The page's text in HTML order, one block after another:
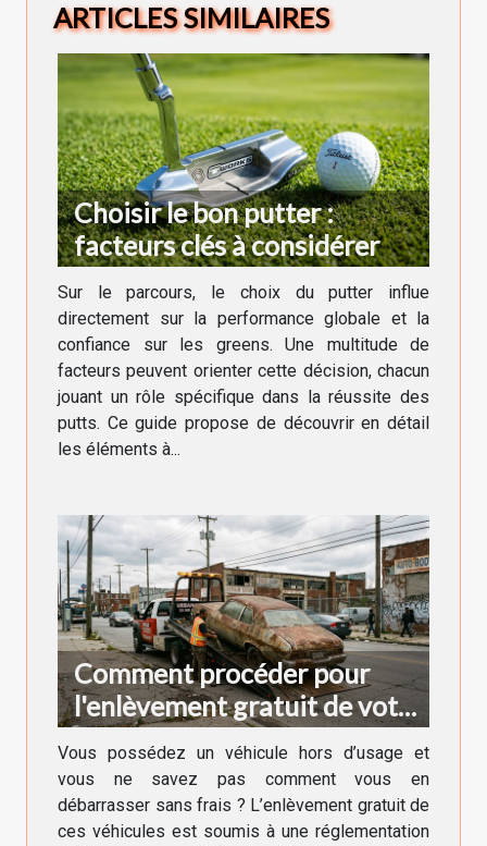
ARTICLES SIMILAIRES
Choisir le bon putter :
facteurs clés à considérer
Sur le parcours, le choix du putter influe
directement sur la performance globale et la
confiance sur les greens. Une multitude de
facteurs peuvent orienter cette décision, chacun
jouant un rôle spécifique dans la réussite des
putts. Ce guide propose de découvrir en détail
les éléments à...
Comment procéder pour
l'enlèvement gratuit de votre
véhicule hors d'usage ?
Vous possédez un véhicule hors d’usage et
vous ne savez pas comment vous en
débarrasser sans frais ? L’enlèvement gratuit de
ces véhicules est soumis à une réglementation